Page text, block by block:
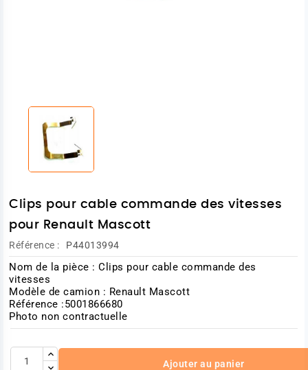
Clips pour cable commande des vitesses
pour Renault Mascott
Référence : P44013994
Nom de la pièce : Clips pour cable commande des
vitesses
Modèle de camion : Renault Mascott
Référence :5001866680
Photo non contractuelle
Ajouter au panier